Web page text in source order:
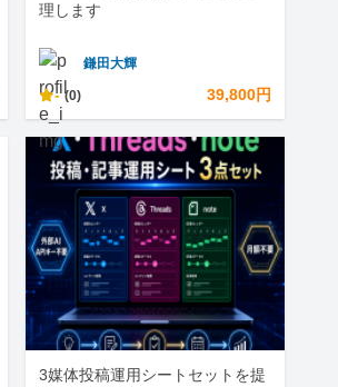
理します
鎌田大輝
- (0) 39,800円
3媒体投稿運用シートセットを提